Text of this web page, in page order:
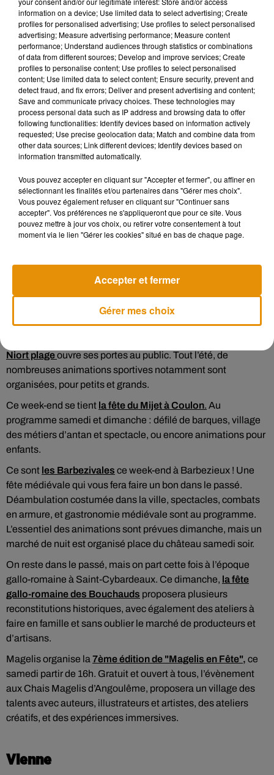
Doué-en-Anjou. Archers, travail artisanal, forge, et combat à
l'épée… C’est la promesse de remonter le temps. C’est la
8ème édition. Rendez-vous à Troglodytes et Sarcophages.
Une grande exposition de LEGO est à découvrir à Saint-
Jean-de-Lignières. Ces briques séduisent de génération en
génération, et réunissent les passionnés. L’exposition
portera sur le thème des trains, et est à découvrir gare de La
Roche.
Deux-Sèvres, Charente &
Charente-
Le labyrinthe magique de La Rochellerevient cet été. A
compter de ce samedi et jusqu’au 31 août, un labyrinthe de
maïs de 5 hectares sera à découvrir à Sèvres Anxaumont,
avec des défis, des énigmes, et même une enquête à
À Saint-Pierre-de-l’Isle, une centaine d’exposants sont
vous sur le thème du bien-être. Musique, danse, Yoga… une
Niort plageouvre ses portes au public. Tout l’été, de
nombreuses animations sportives notamment sont
organisées, pour petits et grands.
Ce week-end se tient la fête du Mijet à Coulon. Au
programme samedi et dimanche : défilé de barques, village
des métiers d’antan et spectacle, ou encore animations pour
enfants.
Ce sont les Barbezivales ce week-end à Barbezieux ! Une
fête médiévale qui vous fera faire un bon dans le passé.
Déambulation costumée dans la ville, spectacles, combats
en armure, et gastronomie médiévale sont au programme.
L’essentiel des animations sont prévues dimanche, mais un
marché de nuit est organisé place du château samedi soir.
On reste dans le passé, mais on part cette fois à l’époque
gallo-romaine à Saint-Cybardeaux. Ce dimanche, la fête
gallo-romaine des Bouchauds proposera plusieurs
reconstitutions historiques, avec également des ateliers à
faire en famille et sans oublier le marché de producteurs et
d’artisans.
Magelis organise la 7ème édition de "Magelis en Fête", ce
samedi partir de 16h. Gratuit et ouvert à tous, l’évènement
aux Chais Magelis d’Angoulême, proposera un village des
talents avec auteurs, illustrateurs et artistes, des ateliers
créatifs, et des expériences immersives.
Vienne
information on a device; Use limited data to select advertising; Create
profiles for personalised advertising; Use profiles to select personalised
advertising; Measure advertising performance; Measure content
performance; Understand audiences through statistics or combinations
of data from different sources; Develop and improve services; Create
profiles to personalise content; Use profiles to select personalised
content; Use limited data to select content; Ensure security, prevent and
detect fraud, and fix errors; Deliver and present advertising and content;
Save and communicate privacy choices. These technologies may
process personal data such as IP address and browsing data to offer
following functionalities: Identify devices based on information actively
requested; Use precise geolocation data; Match and combine data from
other data sources; Link different devices; Identify devices based on
information transmitted automatically.
Vous pouvez accepter en cliquant sur "Accepter et fermer", ou affiner en
sélectionnant les finalités et/ou partenaires dans "Gérer mes choix".
Vous pouvez également refuser en cliquant sur "Continuer sans
accepter". Vos préférences ne s'appliqueront que pour ce site. Vous
pouvez mettre à jour vos choix, ou retirer votre consentement à tout
moment via le lien "Gérer les cookies" situé en bas de chaque page.
Gérer mes choix
Accepter et fermer